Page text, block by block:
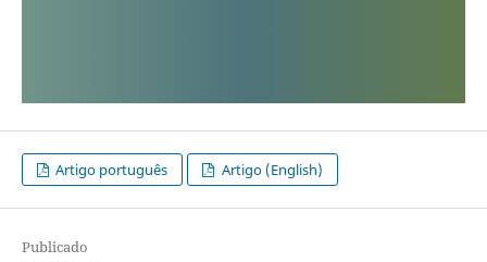
Artigo português Artigo (English)
Publicado